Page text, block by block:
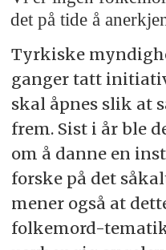
det på tide å
Tyrkiske
ganger tatt
skal åpnes slik at
frem. Sist i år ble
om å danne en
forske på det
mener også at
folkemord-